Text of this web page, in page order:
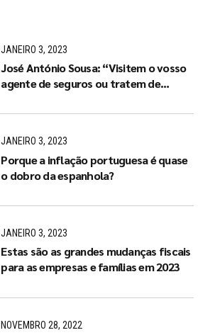
JANEIRO 3, 2023
José António Sousa: “Visitem o vosso
agente de seguros ou tratem de
JANEIRO 3, 2023
Porque a inflação portuguesa é quase
o dobro da espanhola?
JANEIRO 3, 2023
Estas são as grandes mudanças fiscais
para as empresas e famílias em 2023
NOVEMBRO 28, 2022